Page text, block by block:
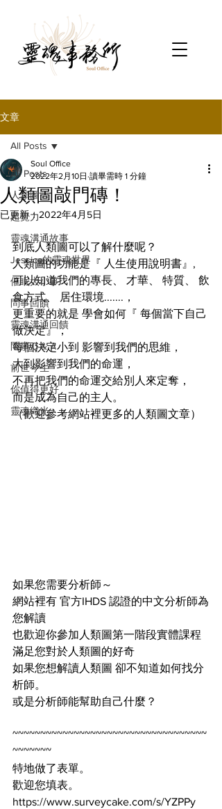
文章
All Posts
人類圖
超覺力
靈魂溝通故事
Jessica的靈魂世界
催眠大小事
問事回饋
靈魂溝通回饋
問事Ｑ＆Ａ
前世今生
你值得更好
靈魂織光
All Posts
人類圖敲門磚！
Soul Office
2022年2月10日 讀畢需時 1 分鐘
已更新：2022年4月5日
到底人類圖可以了解什麼呢？
人類圖的功能是『 人生使用說明書』,
可以知道我們的專長、 才華、 特質、 飲
食方式、 居住環境.......，
更重要的就是 學會如何『 每個當下自己
做決定』，
每個決定小到 影響到我們的思維，
大到影響到我們的命運，
不再把我們的命運交給別人來定奪，
而是成為自己的主人。
（歡迎參考網站裡更多的人類圖文章）
如果您需要分析師～
網站裡有 官方IHDS 認證的中文分析師為
您解讀
也歡迎你參加人類圖第一階段實體課程
滿足您對於人類圖的好奇
如果您想解讀人類圖 卻不知道如何找分
析師。
或是分析師能幫助自己什麼？
~~~~~~~~~~~~~~~~~~~~~~~~~~~~~~~~~~~
~~~~~~~
特地做了表單。
歡迎您填表。
https://www.surveycake.com/s/YZPPy